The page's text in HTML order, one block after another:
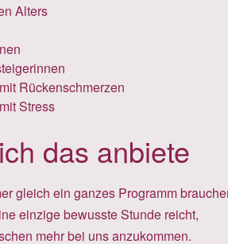
Alters
Rückenschmerzen
Stress
das anbiete
gleich ein ganzes Programm
einzige bewusste Stunde reicht,
mehr bei uns anzukommen.